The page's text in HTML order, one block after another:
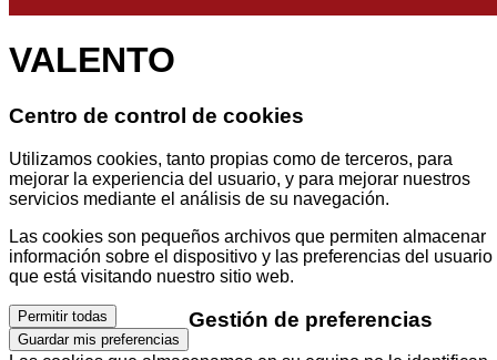
VALENTO
Centro de control de cookies
Utilizamos cookies, tanto propias como de terceros, para
mejorar la experiencia del usuario, y para mejorar nuestros
servicios mediante el análisis de su navegación.
Las cookies son pequeños archivos que permiten almacenar
información sobre el dispositivo y las preferencias del usuario
que está visitando nuestro sitio web.
Permitir todas
Guardar mis preferencias
Gestión de preferencias